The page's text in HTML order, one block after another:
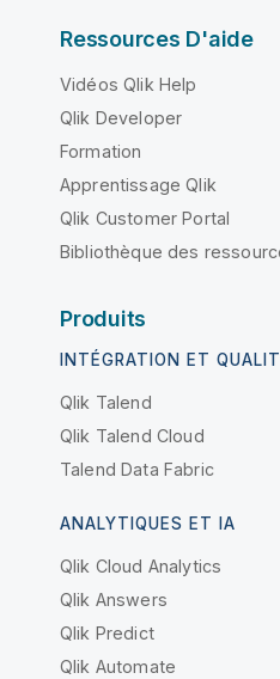
Ressources D'aide
Vidéos Qlik Help
Qlik Developer
Formation
Apprentissage Qlik
Qlik Customer Portal
Bibliothèque des
Produits
INTÉGRATION ET
Qlik Talend
Qlik Talend Cloud
Talend Data Fabric
ANALYTIQUES ET IA
Qlik Cloud Analytics
Qlik Answers
Qlik Predict
Qlik Automate